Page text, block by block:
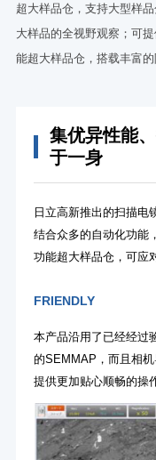
超大样品仓，支持大型样
大样品的全视野观察；可
能超大样品仓，搭载丰富
集优异性能
于一身
日立高新推出的扫描电
结合众多的自动化功能
功能超大样品仓，可应
FRIENDLY
本产品沿用了已经经过
的SEMMAP，而且相
提供更加贴心顺畅的操